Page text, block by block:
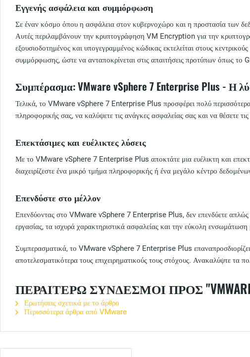
Εγγενής ασφάλεια και συμμόρφωση
Σε έναν κόσμο όπου η ασφάλεια στον κυβερνοχώρο και η προστασία των
Αυτές περιλαμβάνουν την κρυπτογράφηση VM Encryption για την
εξουσιοδοτημένος και υπογεγραμμένος κώδικας εκτελείται στους
συμμόρφωσης, ώστε να ανταποκρίνεται στις απαιτήσεις προτύπων όπως το
Συμπέρασμα: VMware vSphere 7 Enterprise Plus - Η
Τελικά, το VMware vSphere 7 Enterprise Plus προσφέρει πολύ
πληροφορικής σας, να καλύψετε τις ανάγκες ασφαλείας σας και να θέσετε
Επεκτάσιμες και ευέλικτες λύσεις
Με το VMware vSphere 7 Enterprise Plus αποκτάτε μια ευέλικτη και
διαχειρίζεστε ένα μικρό τμήμα πληροφορικής ή ένα μεγάλο κέντρο
Επενδύστε στο μέλλον
Επενδύοντας στο VMware vSphere 7 Enterprise Plus, δεν επενδύετε απλώς
εργασίας, τα ισχυρά χαρακτηριστικά ασφαλείας και την εύκολη
Συμπερασματικά, το VMware vSphere 7 Enterprise Plus επαναπροσδιορίζει
αποτελεσματικότερα τους επιχειρηματικούς τους στόχους. Ανακαλύψτε
ΠΕΡΑΙΤΈΡΩ ΣΎΝΔΕΣΜΟΙ ΠΡΟΣ "VMWARE
Ερωτήσεις σχετικά με το άρθρο
Περισσότερα άρθρα από VMware